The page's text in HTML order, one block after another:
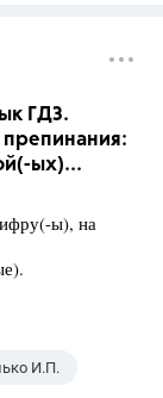
ГДЗ.
препинания:
ых)...
ы), на
И.П.